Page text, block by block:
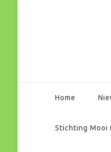
Home
Stichting Mooi